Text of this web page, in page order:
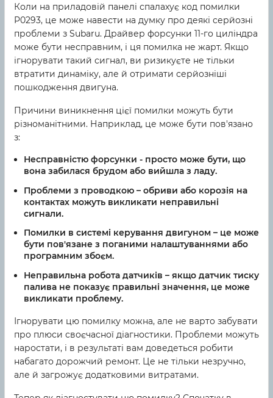
Коли на приладовій панелі спалахує код помилки
P0293, це може навести на думку про деякі серйозні
проблеми з Subaru. Драйвер форсунки 11-го циліндра
може бути несправним, і ця помилка не жарт. Якщо
ігнорувати такий сигнал, ви ризикуєте не тільки
втратити динаміку, але й отримати серйозніші
пошкодження двигуна.
Причини виникнення цієї помилки можуть бути
різноманітними. Наприклад, це може бути пов'язано
з:
Несправністю форсунки - просто може бути, що
вона забилася брудом або вийшла з ладу.
Проблеми з проводкою – обриви або корозія на
контактах можуть викликати неправильні
сигнали.
Помилки в системі керування двигуном – це може
бути пов'язане з поганими налаштуваннями або
програмним збоєм.
Неправильна робота датчиків – якщо датчик тиску
палива не показує правильні значення, це може
викликати проблему.
Ігнорувати цю помилку можна, але не варто забувати
про плюси своєчасної діагностики. Проблеми можуть
наростати, і в результаті вам доведеться робити
набагато дорожчий ремонт. Це не тільки незручно,
але й загрожує додатковими витратами.